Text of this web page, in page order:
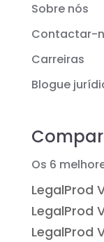
Sobre nós
Contactar-
Carreiras
Blogue
Os 6
LegalProd
LegalProd
LegalProd